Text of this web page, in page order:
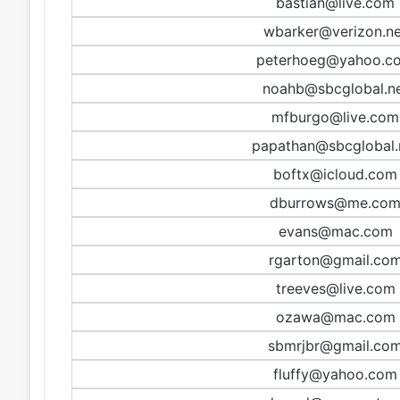
mfburgo@live.com
boftx@icloud.com
dburrows@me.com
evans@mac.com
treeves@live.com
ozawa@mac.com
fluffy@yahoo.com